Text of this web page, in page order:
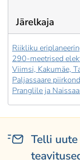
Järelkaja
Riikliku
290-meetrised
Viimsi, Kakumäe,
Paljassaare
Pranglile ja
Telli